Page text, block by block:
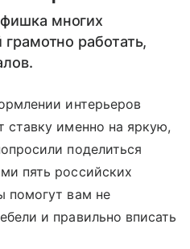
многих
работать,
интерьеров
ставку именно на яркую,
поделиться
пять российских
помогут вам не
и правильно вписать